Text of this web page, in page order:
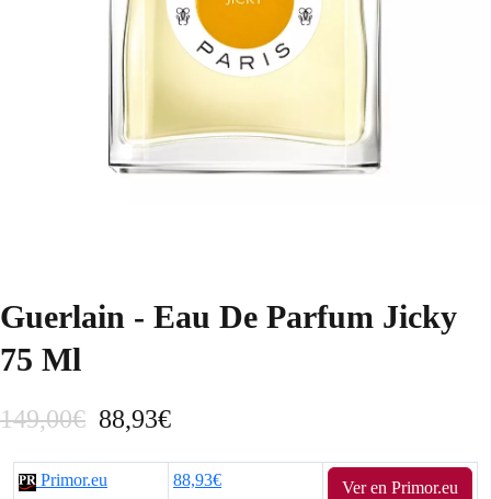
Guerlain - Eau De Parfum Jicky
75 Ml
149,00€ E
l
88,93€E
l
Primor.eu 88,93€ Ver en Primor.eu